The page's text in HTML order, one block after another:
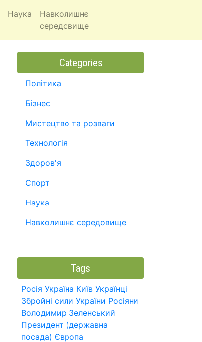
Наука
Навколишнє
середовище
Categories
Політика
Бізнес
Мистецтво та розваги
Технологія
Здоров'я
Спорт
Наука
Навколишнє середовище
Tags
Росія Україна Київ Українці
Збройні сили України Росіяни
Володимир Зеленський
Президент (державна
посада) Європа